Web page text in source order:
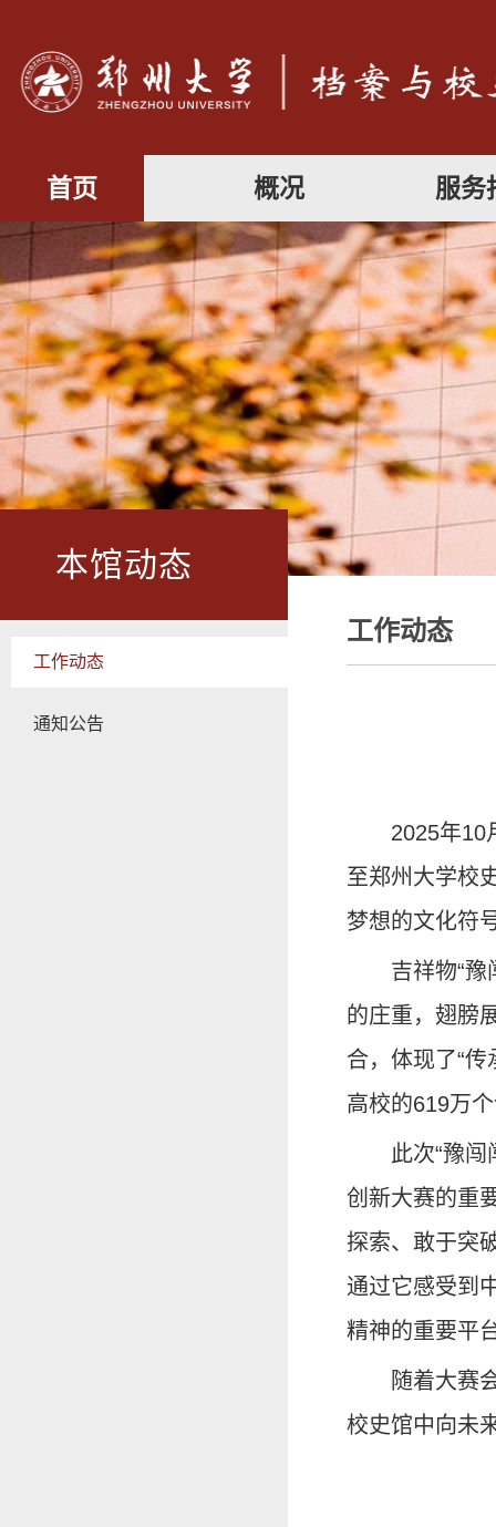
首页 概况 服务
本馆动态
工作动态
通知公告
工作动态
2025年10
至郑州大学校
梦想的文化符
吉祥物“
的庄重，翅膀
合，体现了“
高校的619万
此次“豫
创新大赛的重
探索、敢于突
通过它感受到
精神的重要平
随着大赛
校史馆中向未